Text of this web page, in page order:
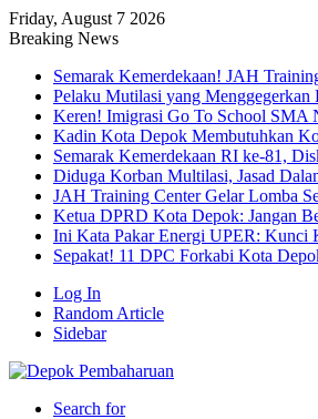
Friday, August 7 2026
Breaking News
Semarak Kemerdekaan! JAH
Pelaku Mutilasi yang
Keren! Imigrasi Go To School SMA
Kadin Kota Depok Membutuhkan
Semarak Kemerdekaan RI ke-81,
Diduga Korban Multilasi, Jasad
JAH Training Center Gelar Lomba
Ketua DPRD Kota Depok: Jangan
Ini Kata Pakar Energi UPER: Kunci
Sepakat! 11 DPC Forkabi Kota
Log In
Random Article
Sidebar
Search for